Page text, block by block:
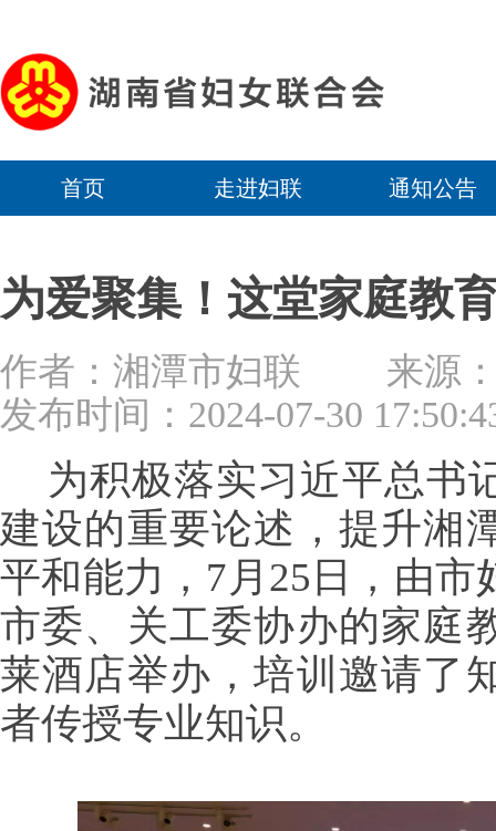
首页 走进妇联 通知公告
为爱聚集！这堂家庭教
作者：湘潭市妇联 来源
发布时间：2024-07-30
为积极落实习近平总书
建设的重要论述，提升湘
平和能力， 7月25日，由市
市委、关工委协办的家庭
莱酒店举办，培训邀请了
者传授专业知识。